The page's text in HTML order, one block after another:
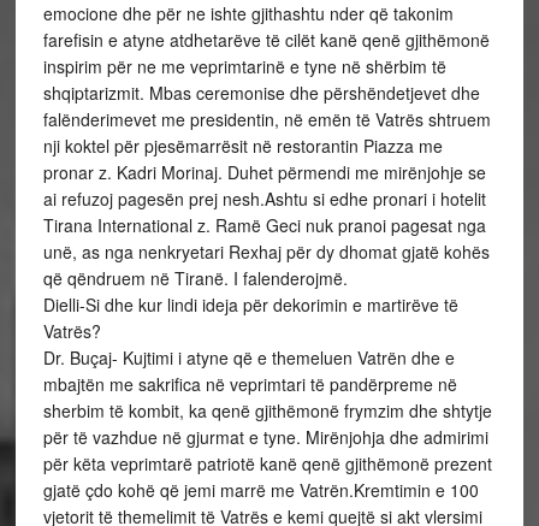
emocione dhe për ne ishte gjithashtu nder që takonim
farefisin e atyne atdhetarëve të cilët kanë qenë gjithëmonë
inspirim për ne me veprimtarinë e tyne në shërbim të
shqiptarizmit. Mbas ceremonise dhe përshëndetjevet dhe
falënderimevet me presidentin, në emën të Vatrës shtruem
nji koktel për pjesëmarrësit në restorantin Piazza me
pronar z. Kadri Morinaj. Duhet përmendi me mirënjohje se
ai refuzoj pagesën prej nesh.Ashtu si edhe pronari i hotelit
Tirana International z. Ramë Geci nuk pranoi pagesat nga
unë, as nga nenkryetari Rexhaj për dy dhomat gjatë kohës
që qëndruem në Tiranë. I falenderojmë.
Dielli-Si dhe kur lindi ideja për dekorimin e martirëve të
Vatrës?
Dr. Buçaj- Kujtimi i atyne që e themeluen Vatrën dhe e
mbajtën me sakrifica në veprimtari të pandërpreme në
sherbim të kombit, ka qenë gjithëmonë frymzim dhe shtytje
për të vazhdue në gjurmat e tyne. Mirënjohja dhe admirimi
për këta veprimtarë patriotë kanë qenë gjithëmonë prezent
gjatë çdo kohë që jemi marrë me Vatrën.Kremtimin e 100
vjetorit të themelimit të Vatrës e kemi quejtë si akt vlersimi